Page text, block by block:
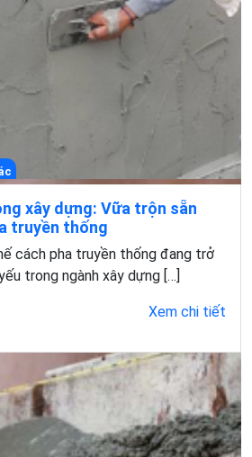
xây dựng: Vữa trộn sẵn
truyền thống
cách pha truyền thống đang trở
trong ngành xây dựng […]
Xem chi tiết